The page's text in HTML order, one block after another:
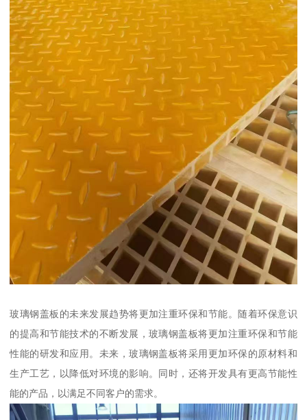
玻璃钢盖板的未来发展趋势将更加注重环保和节能。随着环保意识
的提高和节能技术的不断发展，玻璃钢盖板将更加注重环保和节能
性能的研发和应用。未来，玻璃钢盖板将采用更加环保的原材料和
生产工艺，以降低对环境的影响。同时，还将开发具有更高节能性
能的产品，以满足不同客户的需求。